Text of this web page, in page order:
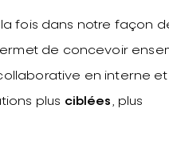
la fois dans notre façon
de concevoir
en interne et
plus ciblées, plus